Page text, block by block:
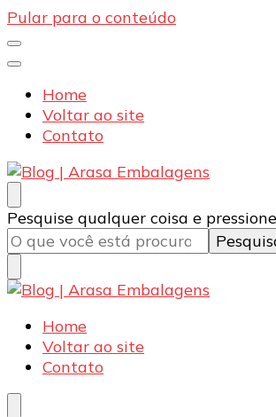
Pular para o conteúdo
Home
Voltar ao site
Contato
Blog | Arasa Embalagens
Confira conteúdos sobre
doces e salgados. Tudo para seu
qualidade Arasa. Leia nossos
Procurando
algo?
Pesquise qualquer coisa e
Blog | Arasa Embalagens
Confira conteúdos sobre
doces e salgados. Tudo para seu
qualidade Arasa. Leia nossos
Home
Voltar ao site
Contato